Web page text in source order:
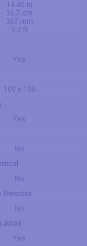
14.45 in
36.7 cm
367 mm
1.2 ft
Yes
100 x 100
Yes
No
No
Derecho
No
Atrás
Yes